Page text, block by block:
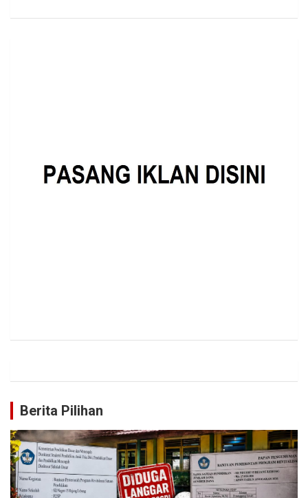
Berita Pilihan